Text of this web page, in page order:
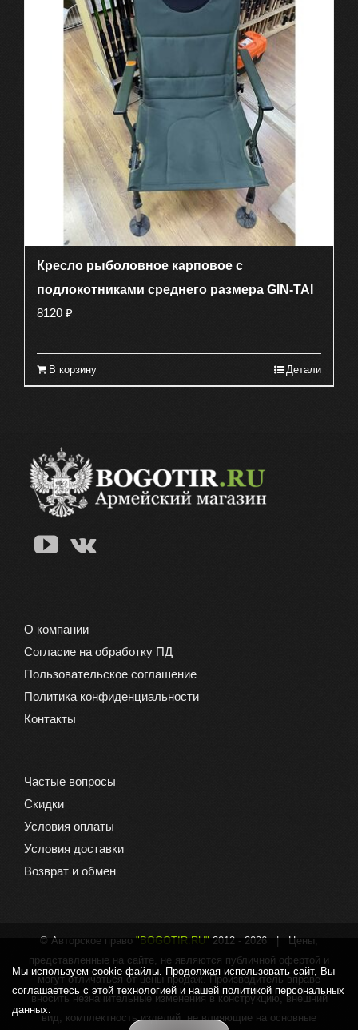
Кресло рыболовное карповое с
подлокотниками среднего размера GIN-TAI
8120 ₽
В корзину Детали
О компании
Согласие на обработку ПД
Пользовательское соглашение
Политика конфиденциальности
Контакты
Частые вопросы
Скидки
Условия оплаты
Условия доставки
Возврат и обмен
© Авторское право "BOGOTIR.RU" 2012 - 2026 | Цены,
представленные на сайте, не являются публичной офертой и
могут отличаться от цены продаж. Производитель вправе
вносить незначительные изменения в конструкцию, внешний
вид, комплектность изделий, не влияющие на основные
Мы используем cookie-файлы. Продолжая использовать сайт, Вы
соглашаетесь с этой технологией и нашей политикой персональных
данных.